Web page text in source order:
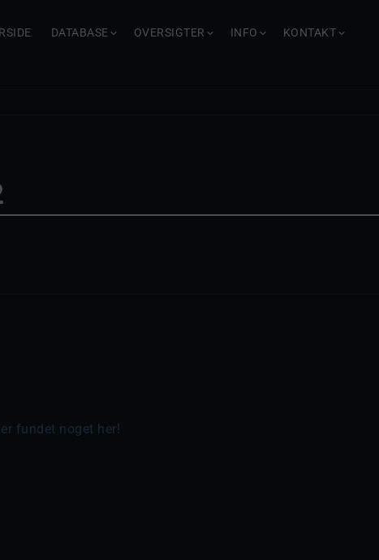
DATABASE OVERSIGTER INFO KONTAKT
fundet noget her!